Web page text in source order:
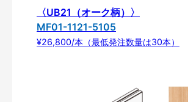
〈UB21（オーク柄）〉
MF01-1121-5105
¥26,800/本（最低発注数量は30本）